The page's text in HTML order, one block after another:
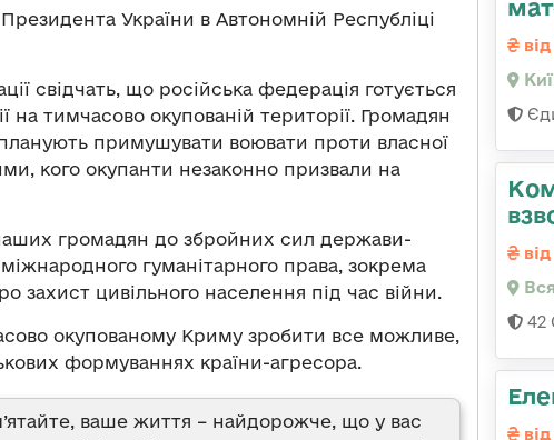
України в Автономній Республіці
свідчать, що російська федерація готується
на тимчасово окупованій території. Громадян
примушувати воювати проти власної
кого окупанти незаконно призвали на
громадян до збройних сил держави-
гуманітарного права, зокрема
захист цивільного населення під час війни.
окупованому Криму зробити все можливе,
формуваннях країни-агресора.
ваше життя – найдорожче, що у вас
42